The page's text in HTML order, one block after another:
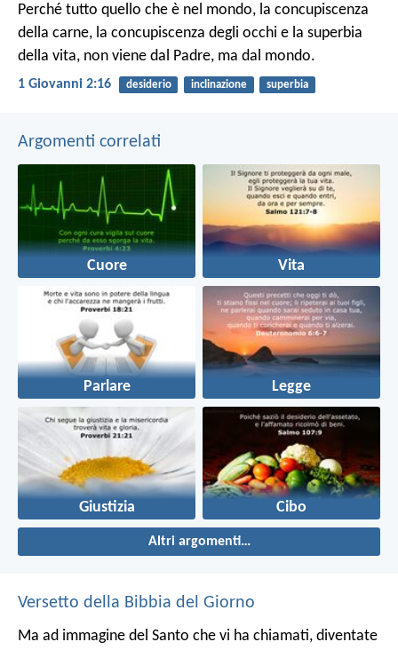
Perché tutto quello che è nel mondo, la concupiscenza
della carne, la concupiscenza degli occhi e la superbia
della vita, non viene dal Padre, ma dal mondo.
1 Giovanni 2:16 desiderio inclinazione superbia
Argomenti correlati
Cuore Vita
Parlare Legge
Giustizia Cibo
Altri argomenti…
Versetto della Bibbia del Giorno
Ma ad immagine del Santo che vi ha chiamati, diventate